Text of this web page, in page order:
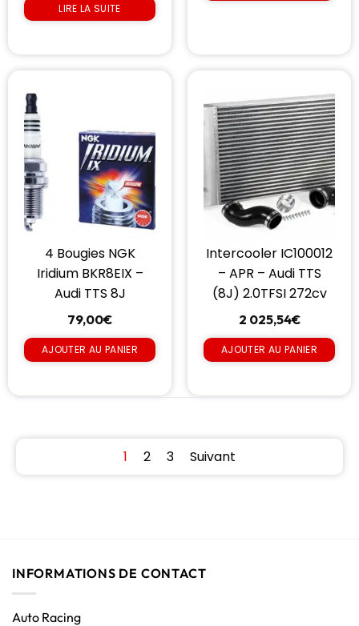
LIRE LA SUITE
4 Bougies NGK
Iridium BKR8EIX –
Audi TTS 8J
79,00€
AJOUTER AU PANIER
Intercooler IC100012
– APR – Audi TTS
(8J) 2.0TFSI 272cv
2 025,54€
AJOUTER AU PANIER
1 2 3 Suivant
INFORMATIONS DE CONTACT
Auto Racing